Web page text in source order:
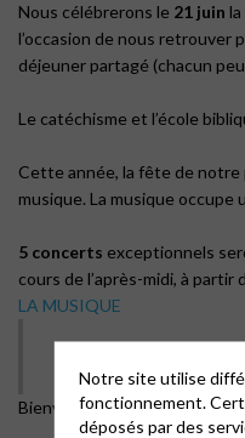
Nous célébrerons le 21 juin
l’occasion de nous retrouver
déjeuner partagé (chacun
Le catéchisme et l’école
Cette année, la fête de notre
musique. La musique occupe
5 concerts exceptionnels
cours de l’après-midi, à partir
LA MUSIQUE
Bienvenue à toutes et tous !
Notre site utilise
fonctionnement.
déposés par des